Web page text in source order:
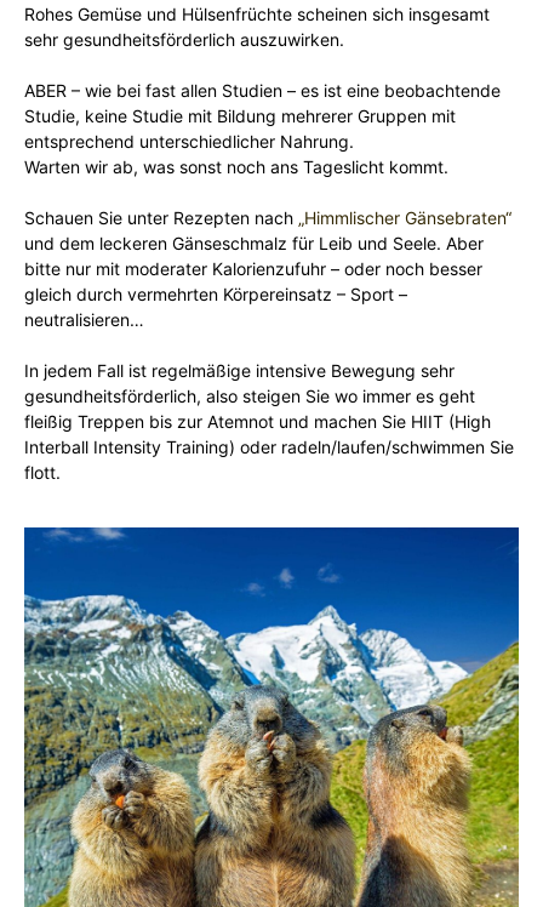
Rohes Gemüse und Hülsenfrüchte scheinen sich insgesamt
sehr gesundheitsförderlich auszuwirken.
ABER – wie bei fast allen Studien – es ist eine beobachtende
Studie, keine Studie mit Bildung mehrerer Gruppen mit
entsprechend unterschiedlicher Nahrung.
Warten wir ab, was sonst noch ans Tageslicht kommt.
Schauen Sie unter Rezepten nach „Himmlischer Gänsebraten“
und dem leckeren Gänseschmalz für Leib und Seele. Aber
bitte nur mit moderater Kalorienzufuhr – oder noch besser
gleich durch vermehrten Körpereinsatz – Sport –
neutralisieren…
In jedem Fall ist regelmäßige intensive Bewegung sehr
gesundheitsförderlich, also steigen Sie wo immer es geht
fleißig Treppen bis zur Atemnot und machen Sie HIIT (High
Interball Intensity Training) oder radeln/laufen/schwimmen Sie
flott.
10. August 2020
Volksmedizin Murmeltier und
Dachsfett als traditionelle Medizin
in der Hausapotheke